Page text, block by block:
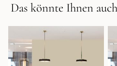
Das könnte Ihnen
mehrere